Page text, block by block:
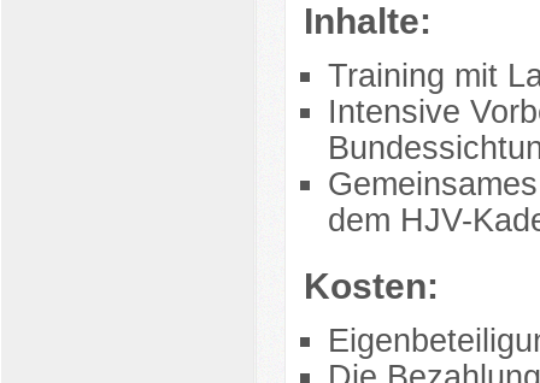
Inhalte:
Training mit
Intensive
dem HJV-
Kosten: